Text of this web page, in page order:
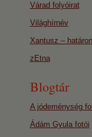
Várad folyóirat
Világhírnév
Xantusz –
zEtna
Blogtár
A jódeménység
Ádám Gyula fotói